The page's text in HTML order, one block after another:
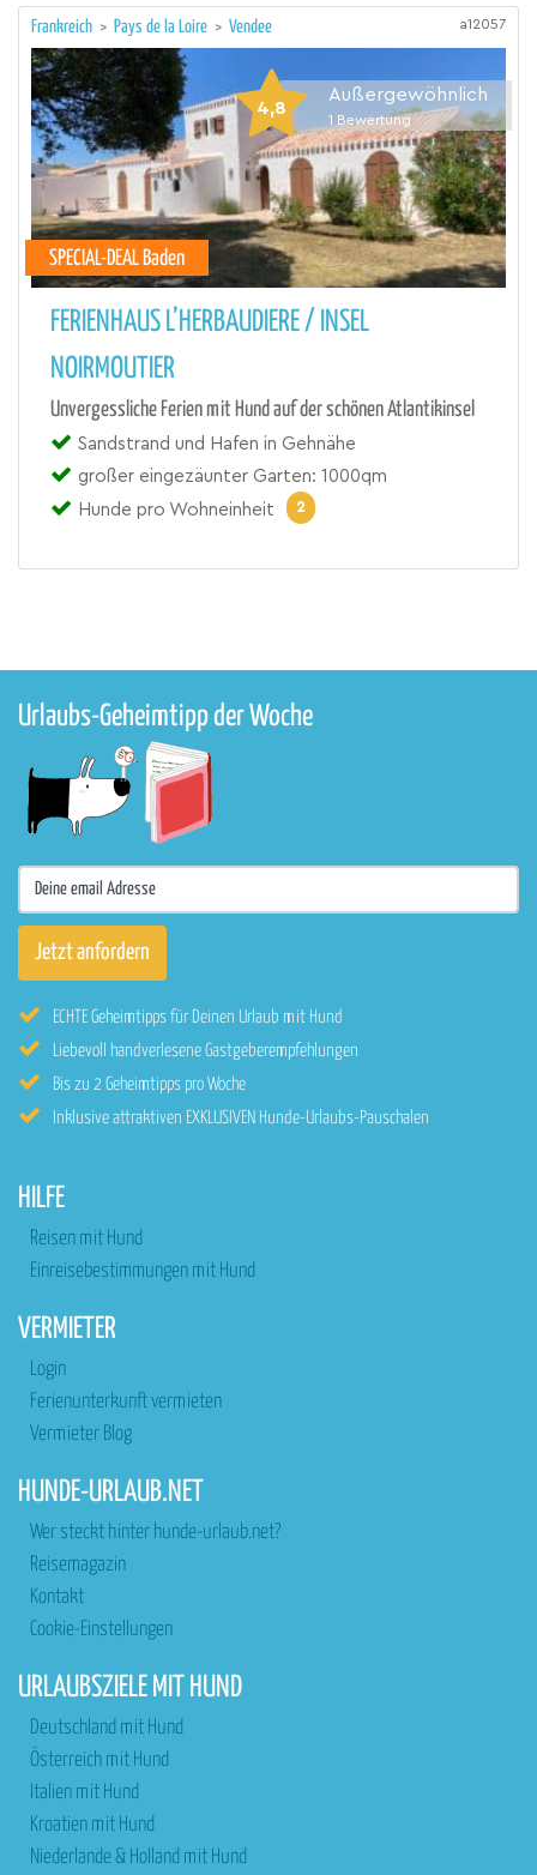
Frankreich > Pays de la Loire > Vendee a12057
4,8
Außergewöhnlich
1 Bewertung
SPECIAL-DEAL Baden
FERIENHAUS L’HERBAUDIERE / INSEL
NOIRMOUTIER
Unvergessliche Ferien mit Hund auf der schönen Atlantikinsel
Sandstrand und Hafen in Gehnähe
großer eingezäunter Garten: 1000qm
Hunde pro Wohneinheit
2
Urlaubs-Geheimtipp der Woche
ECHTE Geheimtipps für Deinen Urlaub mit Hund
Liebevoll handverlesene Gastgeberempfehlungen
Bis zu 2 Geheimtipps pro Woche
Inklusive attraktiven EXKLUSIVEN Hunde-Urlaubs-Pauschalen
HILFE
Reisen mit Hund
Einreisebestimmungen mit Hund
VERMIETER
Login
Ferienunterkunft vermieten
Vermieter Blog
HUNDE-URLAUB.NET
Wer steckt hinter hunde-urlaub.net?
Reisemagazin
Kontakt
Cookie-Einstellungen
URLAUBSZIELE MIT HUND
Deutschland mit Hund
Österreich mit Hund
Italien mit Hund
Kroatien mit Hund
Niederlande & Holland mit Hund